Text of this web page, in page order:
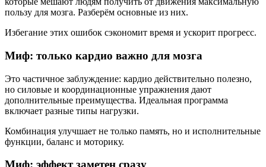
пользу для мозга. Разберём основные из них.
Избегание этих ошибок сэкономит время и ускорит прогресс.
Миф: только кардио важно для мозга
Это частичное заблуждение: кардио действительно полезно,
но силовые и координационные упражнения дают
дополнительные преимущества. Идеальная программа
включает разные типы нагрузки.
Комбинация улучшает не только память, но и исполнительные
функции, баланс и моторику.
Миф: эффект заметен сразу